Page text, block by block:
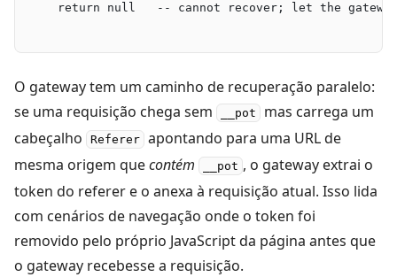
return null   -- cannot recover; let the
O gateway tem um caminho de recuperação paralelo:
se uma requisição chega sem
__pot
mas carrega um
cabeçalho
Referer apontando para uma URL de
mesma origem quecontém __pot , o gateway extrai o
token do referer e o anexa à requisição atual. Isso lida
com cenários de navegação onde o token foi
removido pelo próprio JavaScript da página antes que
o gateway recebesse a requisição.